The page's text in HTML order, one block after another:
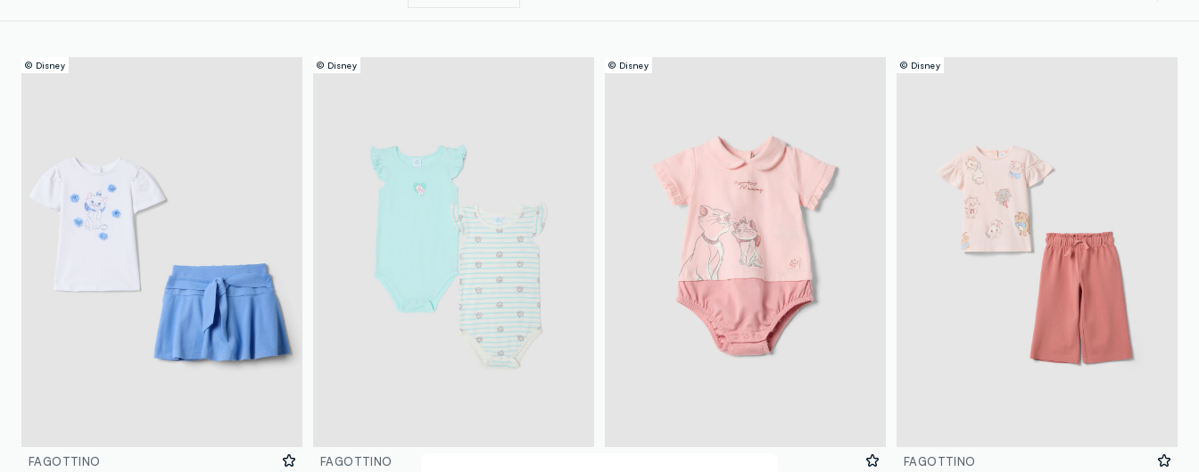
© Disney
FAGOTTINO
© Disney
FAGOTTINO
© Disney © Disney
FAGOTTINO